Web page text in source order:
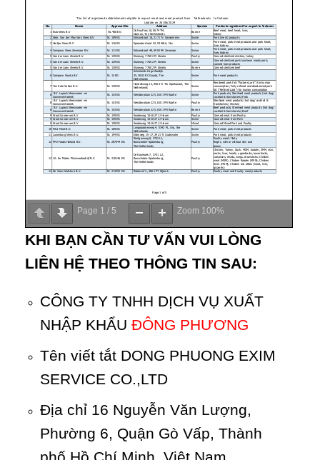
Page 1 / 5 Zoom 100%
KHI BẠN CẦN TƯ VẤN VUI LÒNG
LIÊN HỆ THEO THÔNG TIN SAU:
CÔNG TY TNHH DỊCH VỤ XUẤT
NHẬP KHẨU ĐÔNG PHƯƠNG
Tên viết tắt DONG PHUONG EXIM
SERVICE CO.,LTD
Địa chỉ 16 Nguyễn Văn Lượng,
Phường 6, Quận Gò Vấp, Thành
phố Hồ Chí Minh, Việt Nam